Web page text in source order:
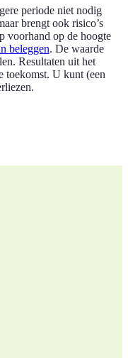
periode niet nodig
brengt ook risico’s
voorhand op de hoogte
beleggen. De waarde
Resultaten uit het
toekomst. U kunt (een